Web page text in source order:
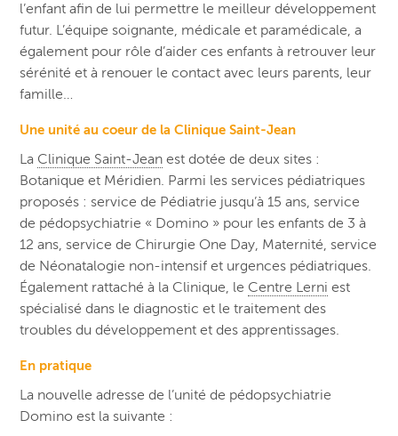
l’enfant afin de lui permettre le meilleur développement
futur. L’équipe soignante, médicale et paramédicale, a
également pour rôled’aider ces enfants à retrouver leur
sérénité et à renouer le contact avec leurs parents, leur
famille…
Une unité au coeur de la Clinique Saint-Jean
La Clinique Saint-Jean est dotée de deux sites :
Botanique et Méridien. Parmi les services pédiatriques
proposés : service de Pédiatrie jusqu’à 15 ans, service
de pédopsychiatrie « Domino » pour les enfants de 3 à
12 ans, service de Chirurgie One Day, Maternité, service
de Néonatalogie non-intensif et urgences pédiatriques.
Également rattaché à la Clinique, le Centre Lerni est
spécialisé dans le diagnostic et le traitement des
troubles du développement et des apprentissages.
En pratique
La nouvelle adresse de l’unité de pédopsychiatrie
Domino est la suivante :